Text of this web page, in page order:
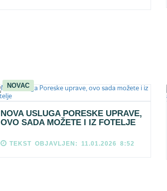
NOVAC
NOVA USLUGA PORESKE UPRAVE,
OVO SADA MOŽETE I IZ FOTELJE
TEKST OBJAVLJEN: 11.01.2026 8:52